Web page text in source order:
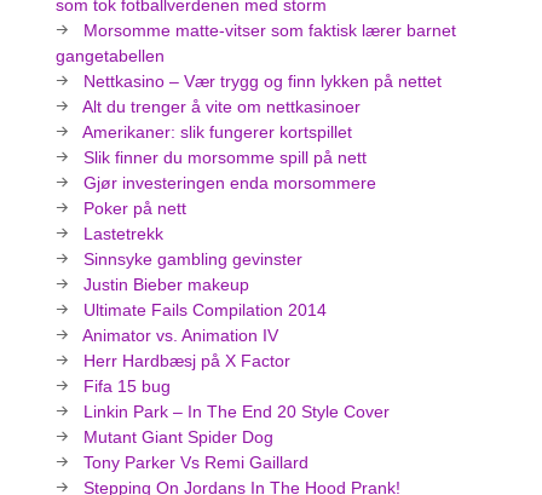
som tok fotballverdenen med storm
Morsomme matte-vitser som faktisk lærer barnet
gangetabellen
Nettkasino – Vær trygg og finn lykken på nettet
Alt du trenger å vite om nettkasinoer
Amerikaner: slik fungerer kortspillet
Slik finner du morsomme spill på nett
Gjør investeringen enda morsommere
Poker på nett
Lastetrekk
Sinnsyke gambling gevinster
Justin Bieber makeup
Ultimate Fails Compilation 2014
Animator vs. Animation IV
Herr Hardbæsj på X Factor
Fifa 15 bug
Linkin Park – In The End 20 Style Cover
Mutant Giant Spider Dog
Tony Parker Vs Remi Gaillard
Stepping On Jordans In The Hood Prank!